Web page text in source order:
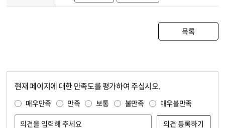
목록
현재 페이지에 대한 만족도를 평가하여 주십시오.
매우만족 만족 보통 불만족 매우불만족